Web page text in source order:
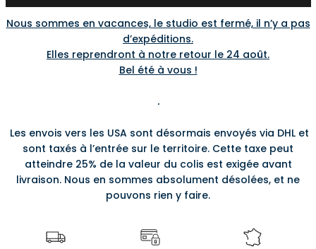
Nous sommes en vacances, le studio est fermé, il n’y a pas
d’expéditions.
Elles reprendront à notre retour le 24 août.
Bel été à vous !
.
Les envois vers les USA sont désormais envoyés via DHL et
sont taxés à l’entrée sur le territoire. Cette taxe peut
atteindre 25% de la valeur du colis est exigée avant
livraison. Nous en sommes absolument désolées, et ne
pouvons rien y faire.